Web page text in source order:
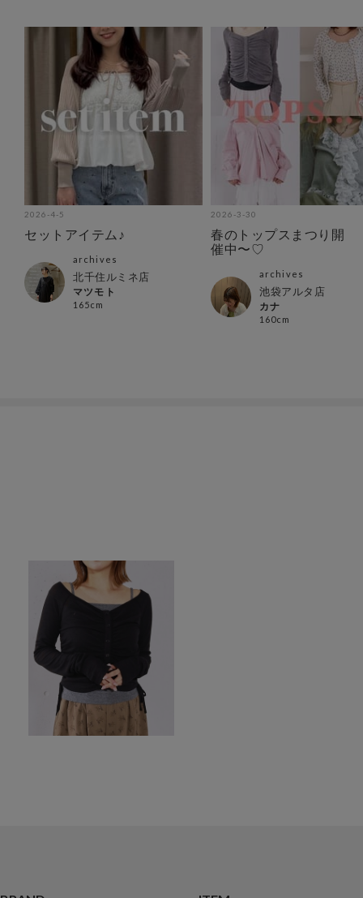
2026-4-5
セットアイテム♪
archives
北千住ルミネ店
マツモト
165cm
2026-3-30
春のトップスまつり開
催中〜♡
archives
池袋アルタ店
カナ
160cm